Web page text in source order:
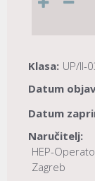
Klasa: UP/II-
Datum
Datum
Naručitelj:
HEP-
Zagreb